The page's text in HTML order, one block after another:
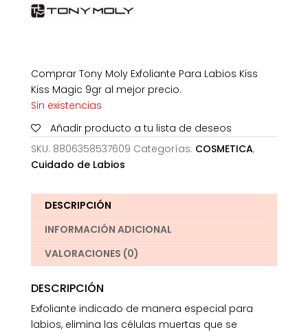
Comprar Tony Moly Exfoliante Para Labios Kiss
Kiss Magic 9gr al mejor precio.
Sin existencias
Añadir producto a tu lista de deseos
SKU: 8806358537609 Categorías: COSMETICA,
Cuidado de Labios
DESCRIPCIÓN
INFORMACIÓN ADICIONAL
VALORACIONES (0)
DESCRIPCIÓN
Exfoliante indicado de manera especial para
labios, elimina las células muertas que se